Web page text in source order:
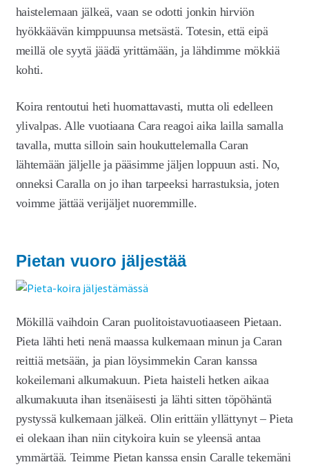
haistelemaan jälkeä, vaan se odotti jonkin hirviön
hyökkäävän kimppuunsa metsästä. Totesin, että eipä
meillä ole syytä jäädä yrittämään, ja lähdimme mökkiä
kohti.
Koira rentoutui heti huomattavasti, mutta oli edelleen
ylivalpas. Alle vuotiaana Cara reagoi aika lailla samalla
tavalla, mutta silloin sain houkuttelemalla Caran
lähtemään jäljelle ja pääsimme jäljen loppuun asti. No,
onneksi Caralla on jo ihan tarpeeksi harrastuksia, joten
voimme jättää verijäljet nuoremmille.
Pietan vuoro jäljestää
Mökillä vaihdoin Caran puolitoistavuotiaaseen Pietaan.
Pieta lähti heti nenä maassa kulkemaan minun ja Caran
reittiä metsään, ja pian löysimmekin Caran kanssa
kokeilemani alkumakuun. Pieta haisteli hetken aikaa
alkumakuuta ihan itsenäisesti ja lähti sitten töpöhäntä
pystyssä kulkemaan jälkeä. Olin erittäin yllättynyt – Pieta
ei olekaan ihan niin citykoira kuin se yleensä antaa
ymmärtää. Teimme Pietan kanssa ensin Caralle tekemäni